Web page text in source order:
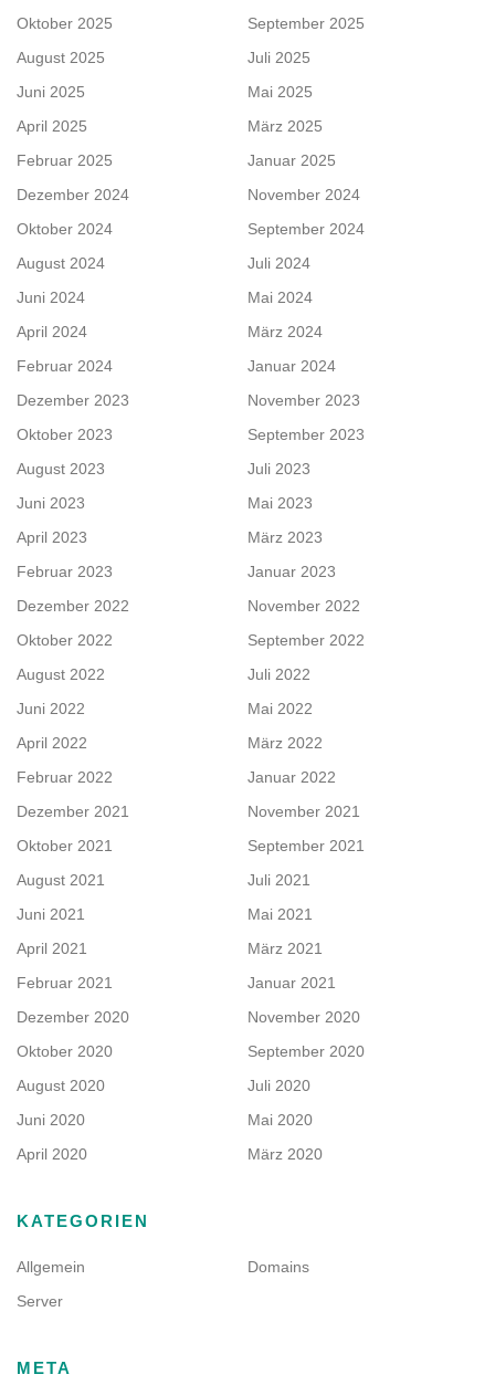
Oktober 2025
September 2025
August 2025
Juli 2025
Juni 2025
Mai 2025
April 2025
März 2025
Februar 2025
Januar 2025
Dezember 2024
November 2024
Oktober 2024
September 2024
August 2024
Juli 2024
Juni 2024
Mai 2024
April 2024
März 2024
Februar 2024
Januar 2024
Dezember 2023
November 2023
Oktober 2023
September 2023
August 2023
Juli 2023
Juni 2023
Mai 2023
April 2023
März 2023
Februar 2023
Januar 2023
Dezember 2022
November 2022
Oktober 2022
September 2022
August 2022
Juli 2022
Juni 2022
Mai 2022
April 2022
März 2022
Februar 2022
Januar 2022
Dezember 2021
November 2021
Oktober 2021
September 2021
August 2021
Juli 2021
Juni 2021
Mai 2021
April 2021
März 2021
Februar 2021
Januar 2021
Dezember 2020
November 2020
Oktober 2020
September 2020
August 2020
Juli 2020
Juni 2020
Mai 2020
April 2020
März 2020
KATEGORIEN
Allgemein
Domains
Server
META